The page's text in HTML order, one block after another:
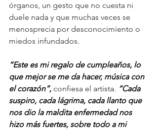
órganos, un gesto que no cuesta ni
duele nada y que muchas veces se
menosprecia por desconocimiento o
miedos infundados.
“Este es mi regalo de cumpleaños, lo
que mejor se me da hacer, música con
el corazón”, confiesa el artista. “Cada
suspiro, cada lágrima, cada llanto que
nos dio la maldita enfermedad nos
hizo más fuertes, sobre todo a mi